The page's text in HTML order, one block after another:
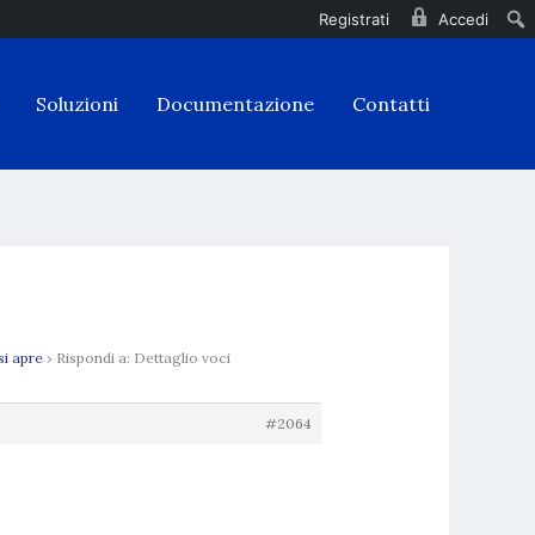
Registrati Accedi
Soluzioni Documentazione Contatti
apre › Rispondi a: Dettaglio voci
#2064